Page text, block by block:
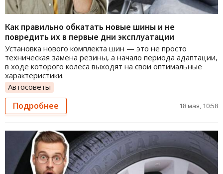
Как правильно обкатать новые шины и не
повредить их в первые дни эксплуатации
Установка нового комплекта шин — это не просто
техническая замена резины, а начало периода адаптации,
в ходе которого колеса выходят на свои оптимальные
характеристики.
Автосоветы
Подробнее 18 мая, 10:58